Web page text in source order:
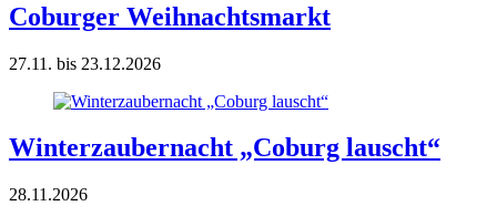
Coburger Weihnachtsmarkt
27.11. bis 23.12.2026
Winterzaubernacht „Coburg lauscht“
28.11.2026